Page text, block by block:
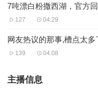
字试验场"，其硬核的
去探索更多的业务可能，
2
7吨漂白粉撒西湖，官方
127 04:29
网友热议的那事,槽点太多
139 04:08
主播信息